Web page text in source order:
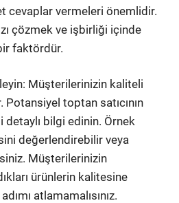
cevaplar vermeleri önemlidir.
çözmek ve işbirliği içinde
faktördür.
Müşterilerinizin kaliteli
Potansiyel toptan satıcının
bilgi edinin. Örnek
değerlendirebilir veya
Müşterilerinizin
ürünlerin kalitesine
atlamamalısınız.